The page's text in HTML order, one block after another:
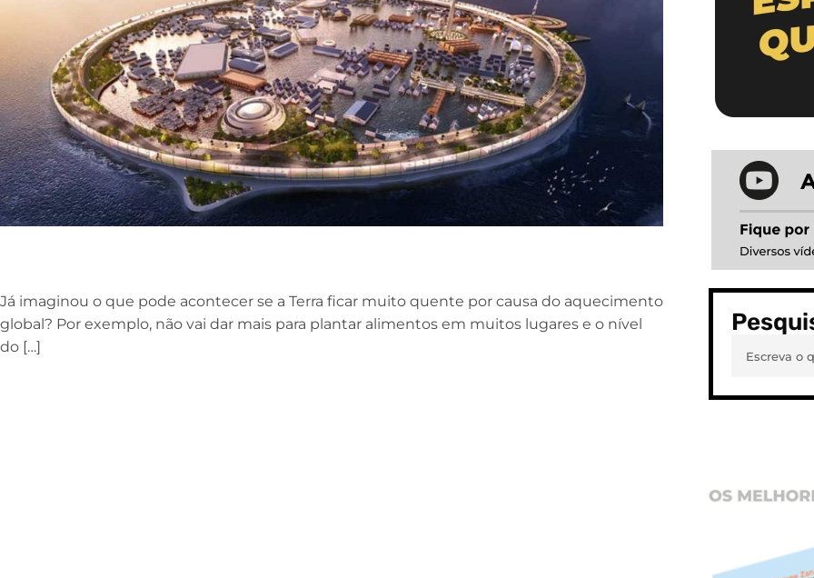
Já imaginou o que pode acontecer se a Terra ficar muito quente por causa do aquecimento
global? Por exemplo, não vai dar mais para plantar alimentos em muitos lugares e o nível
do […]